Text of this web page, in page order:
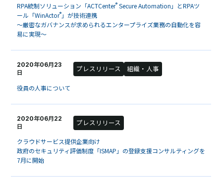
RPA統制ソリューション「ACTCenter®Secure Automation」とRPAツ
ール「WinActor®」が技術連携
～厳密なガバナンスが求められるエンタープライズ業務の自動化を容
易に実現～
2020年06月23
日
プレスリリース 組織・人事
役員の人事について
2020年06月22
日
プレスリリース
クラウドサービス提供企業向け
政府のセキュリティ評価制度「ISMAP」の登録支援コンサルティングを
7月に開始